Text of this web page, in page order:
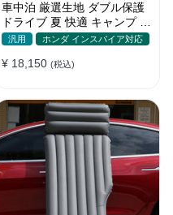
車中泊 厳選生地 ダブル保護
ドライブ 夏 快適 キャンプ 旅
行 収納便利 全車種 多色 エア
汎用 ホンダ インスパイア対応
¥ 18,150 (税込)